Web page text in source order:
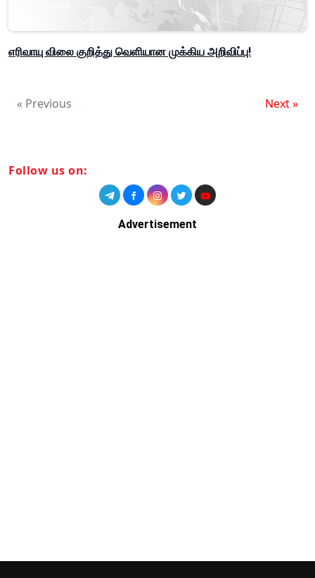
எரிவாயு விலை குறித்து வெளியான முக்கிய அறிவிப்பு!
« Previous Next »
Follow us on:
Advertisement